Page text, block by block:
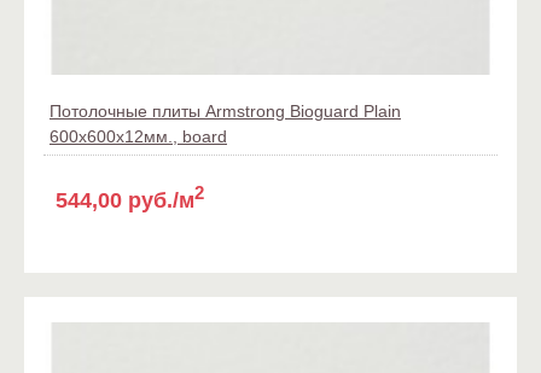
Потолочные плиты Armstrong Bioguard Plain
600x600x12мм., board
544,00 руб./м2